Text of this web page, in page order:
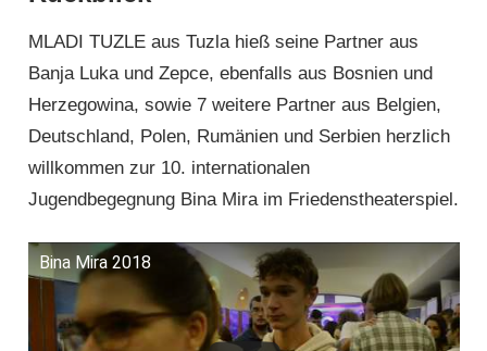
MLADI TUZLE aus Tuzla hieß seine Partner aus
Banja Luka und Zepce, ebenfalls aus Bosnien und
Herzegowina, sowie 7 weitere Partner aus Belgien,
Deutschland, Polen, Rumänien und Serbien herzlich
willkommen zur 10. internationalen
Jugendbegegnung Bina Mira im Friedenstheaterspiel.
Bina Mira 2018